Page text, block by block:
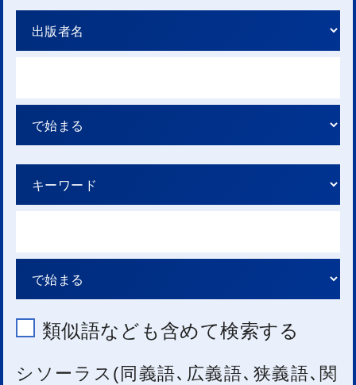
類似語なども含めて検索する
シソーラス(同義語､広義語､狭義語､関